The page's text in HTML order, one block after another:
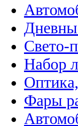
Свето-
Набор
Фары